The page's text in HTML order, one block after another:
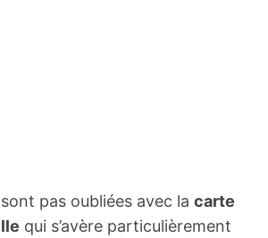
pas oubliées avec la carte
qui s’avère particulièrement